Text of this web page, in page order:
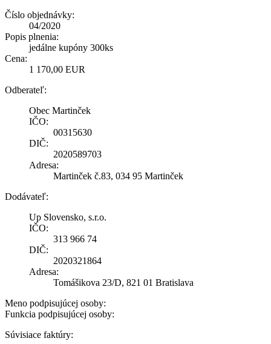
Číslo objednávky:
04/2020
Popis plnenia:
jedálne kupóny 300ks
Cena:
1 170,00 EUR
Odberateľ:
Obec Martinček
IČO:
00315630
DIČ:
2020589703
Adresa:
Martinček č.83, 034 95 Martinček
Dodávateľ:
Up Slovensko, s.r.o.
IČO:
313 966 74
DIČ:
2020321864
Adresa:
Tomášikova 23/D, 821 01 Bratislava
Meno podpisujúcej osoby:
Funkcia podpisujúcej osoby:
Súvisiace faktúry: